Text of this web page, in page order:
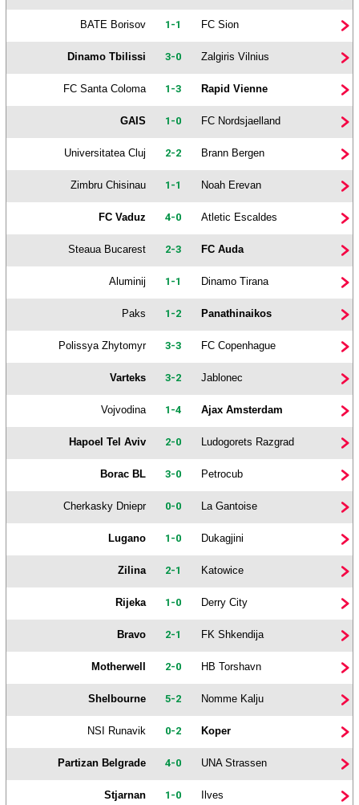
BATE Borisov 1-1 FC Sion
Dinamo Tbilissi 3-0 Zalgiris Vilnius
FC Santa Coloma 1-3 Rapid Vienne
GAIS 1-0 FC Nordsjaelland
Universitatea Cluj 2-2 Brann Bergen
Zimbru Chisinau 1-1 Noah Erevan
FC Vaduz 4-0 Atletic Escaldes
Steaua Bucarest 2-3 FC Auda
Aluminij 1-1 Dinamo Tirana
Paks 1-2 Panathinaikos
Polissya Zhytomyr 3-3 FC Copenhague
Varteks 3-2 Jablonec
Vojvodina 1-4 Ajax Amsterdam
Hapoel Tel Aviv 2-0 Ludogorets Razgrad
Borac BL 3-0 Petrocub
Cherkasky Dniepr 0-0 La Gantoise
Lugano 1-0 Dukagjini
Zilina 2-1 Katowice
Rijeka 1-0 Derry City
Bravo 2-1 FK Shkendija
Motherwell 2-0 HB Torshavn
Shelbourne 5-2 Nomme Kalju
NSI Runavik 0-2 Koper
Partizan Belgrade 4-0 UNA Strassen
Stjarnan 1-0 Ilves